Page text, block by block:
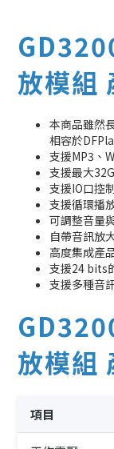
放模組
本商品雖然
相容於
支援MP3、
支援最大
支援IO口控
支援循環播
可調整音量
自帶音訊放
高度集成產
支援24 bits
支援多種音
放模組
項目